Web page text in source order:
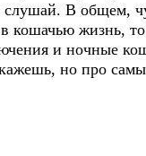
В общем,
жизнь, то
и ночные
но про